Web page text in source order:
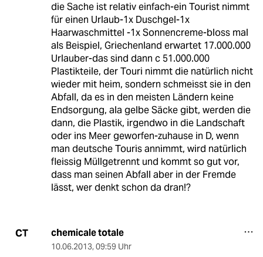
die Sache ist relativ einfach-ein Tourist nimmt
für einen Urlaub-1x Duschgel-1x
Haarwaschmittel -1x Sonnencreme-bloss mal
als Beispiel, Griechenland erwartet 17.000.000
Urlauber-das sind dann c 51.000.000
Plastikteile, der Touri nimmt die natürlich nicht
wieder mit heim, sondern schmeisst sie in den
Abfall, da es in den meisten Ländern keine
Endsorgung, ala gelbe Säcke gibt, werden die
dann, die Plastik, irgendwo in die Landschaft
oder ins Meer geworfen-zuhause in D, wenn
man deutsche Touris annimmt, wird natürlich
fleissig Müllgetrennt und kommt so gut vor,
dass man seinen Abfall aber in der Fremde
lässt, wer denkt schon da dran!?
CT chemicale totale
10.06.2013, 09:59 Uhr